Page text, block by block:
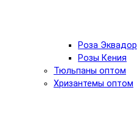
Роза Эквадор
Розы Кения
Тюльпаны оптом
Хризантемы оптом